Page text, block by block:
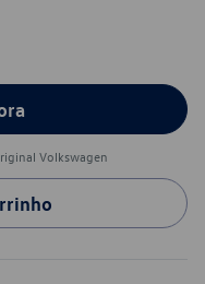
Volkswagen